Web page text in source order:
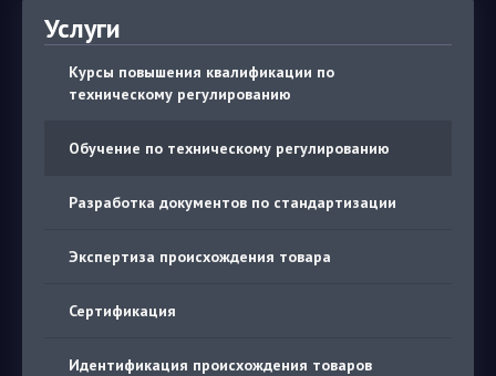
Услуги
Курсы повышения квалификации по
техническому регулированию
Обучение по техническому регулированию
Разработка документов по стандартизации
Экспертиза происхождения товара
Сертификация
Идентификация происхождения товаров